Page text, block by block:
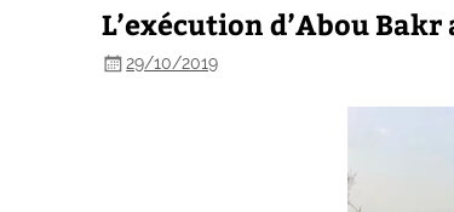
L’exécution d’Abou
29/10/2019